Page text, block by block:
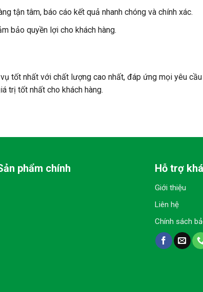
tận tâm, báo cáo kết quả nhanh chóng và chính xác.
bảo quyền lợi cho khách hàng.
tốt nhất với chất lượng cao nhất, đáp ứng mọi yêu
trị tốt nhất cho khách hàng.
phẩm chính Hỗ trợ
Giới thiệu
Liên hệ
Chính sách